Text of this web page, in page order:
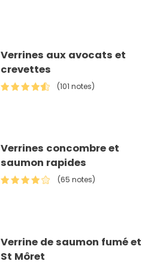
Verrines aux avocats et
crevettes
(101 notes)
Verrines concombre et
saumon rapides
(65 notes)
Verrine de saumon fumé et
St Môret